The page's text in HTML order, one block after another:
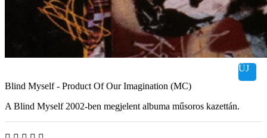
ÚJ
Blind Myself - Product Of Our Imagination (MC)
A Blind Myself 2002-ben megjelent albuma műsoros kazettán.